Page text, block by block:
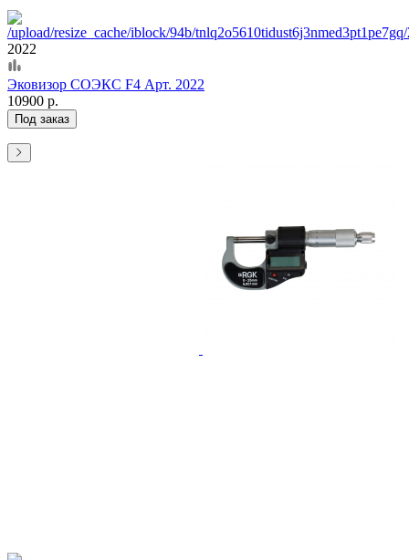
2022
Эковизор СОЭКС F4 Арт. 2022
10900 р.
Под заказ